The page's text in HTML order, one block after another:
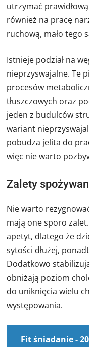
utrzymać
również na pracę
ruchową, mało tego
Istnieje podział na
nieprzyswajalne. Te
procesów
tłuszczowych oraz
jeden z budulców
wariant
pobudza jelita do
więc nie warto
Zalety
Nie warto
mają one sporo
apetyt, dlatego że
sytości dłużej,
Dodatkowo
obniżają poziom
do uniknięcia wielu
występowania.
Fit śniadanie -